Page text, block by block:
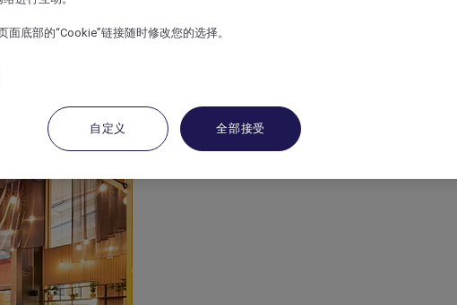
面底部的“Cookie”链接随时修改您的选择。
自定义 全部接受